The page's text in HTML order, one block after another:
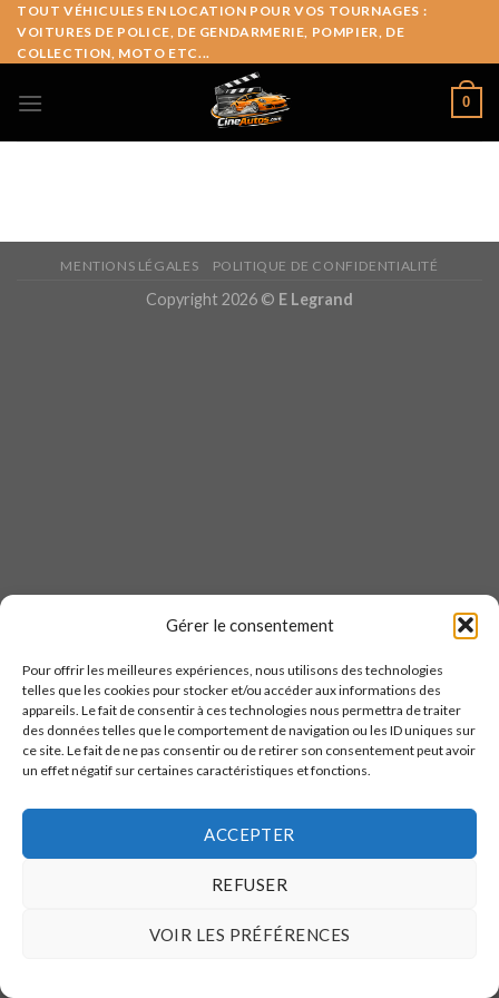
Gérer le consentement
Pour offrir les meilleures expériences, nous utilisons des technologies
telles que les cookies pour stocker et/ou accéder aux informations des
appareils. Le fait de consentir à ces technologies nous permettra de traiter
des données telles que le comportement de navigation ou les ID uniques sur
ce site. Le fait de ne pas consentir ou de retirer son consentement peut avoir
un effet négatif sur certaines caractéristiques et fonctions.
ACCEPTER
REFUSER
VOIR LES PRÉFÉRENCES
Skip
content
TOUT VÉHICULES EN LOCATION POUR VOS TOURNAGES :
VOITURES DE POLICE, DE GENDARMERIE, POMPIER, DE
COLLECTION, MOTO ETC...
0
MENTIONS LÉGALES POLITIQUE DE CONFIDENTIALITÉ
Copyright 2026 © E Legrand